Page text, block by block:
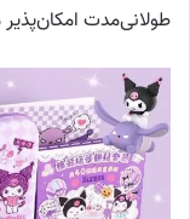
طولانی‌مدت